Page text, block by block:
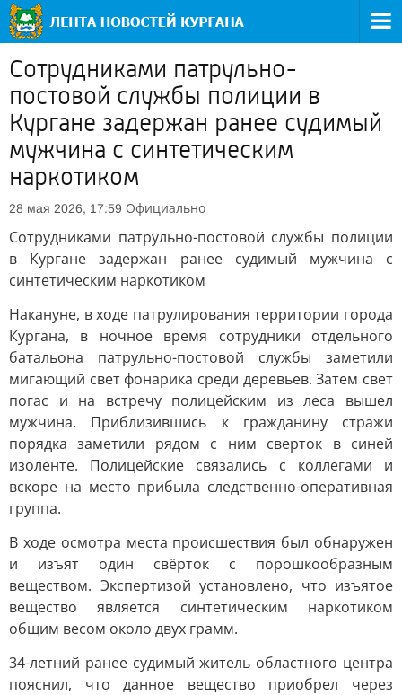
Сотрудниками патрульно-
постовой службы полиции в
Кургане задержан ранее судимый
мужчина с синтетическим
наркотиком
28 мая 2026, 17:59 Официально
Сотрудниками патрульно-постовой службы полиции
в Кургане задержан ранее судимый мужчина с
синтетическим наркотиком
Накануне, в ходе патрулирования территории города
Кургана, в ночное время сотрудники отдельного
батальона патрульно-постовой службы заметили
мигающий свет фонарика среди деревьев. Затем свет
погас и на встречу полицейским из леса вышел
мужчина. Приблизившись к гражданину стражи
порядка заметили рядом с ним сверток в синей
изоленте. Полицейские связались с коллегами и
вскоре на место прибыла следственно-оперативная
группа.
В ходе осмотра места происшествия был обнаружен
и изъят один свёрток с порошкообразным
веществом. Экспертизой установлено, что изъятое
вещество является синтетическим наркотиком
общим весом около двух грамм.
34-летний ранее судимый житель областного центра
пояснил, что данное вещество приобрел через